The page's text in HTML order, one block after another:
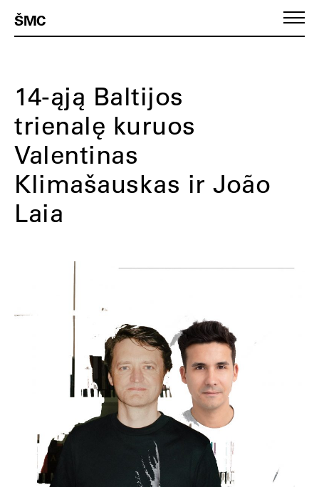
ŠMC
14-ąją Baltijos
trienalę kuruos
Valentinas
Klimašauskas ir João
Laia